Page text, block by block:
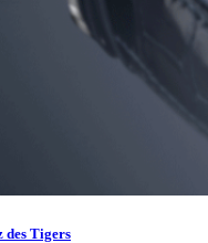
des Tigers